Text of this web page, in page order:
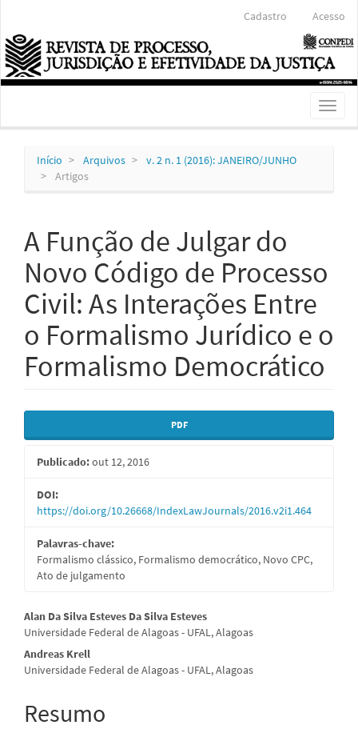
Conteúdo
principal
Barra
Lateral
Cadastro Acesso
Toggle
Início Arquivos
v. 2 n. 1 (2016): JANEIRO/JUNHO
Artigos
A Função de Julgar do
Novo Código de Processo
Civil: As Interações Entre
o Formalismo Jurídico e o
Formalismo Democrático
Barra
lateral
de
artigos
PDF
Publicado:out 12, 2016
DOI:
https://doi.org/10.26668/IndexLawJournals/2016.v2i1.464
Palavras-chave:
Formalismo clássico, Formalismo democrático, Novo CPC,
Ato de julgamento
Conteúdo
do
artigo
principal
Alan Da Silva Esteves Da Silva Esteves
Universidade Federal de Alagoas - UFAL, Alagoas
Andreas Krell
Universidade Federal de Alagoas - UFAL, Alagoas
Resumo